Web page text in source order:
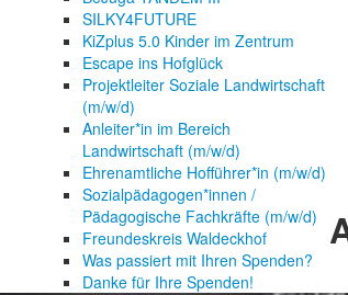
SILKY4FUTURE
KiZplus 5.0 Kinder im Zentrum
Escape ins Hofglück
Projektleiter Soziale Landwirtschaft
(m/w/d)
Anleiter*in im Bereich
Landwirtschaft (m/w/d)
Ehrenamtliche Hofführer*in (m/w/d)
Sozialpädagogen*innen /
Pädagogische Fachkräfte (m/w/d)
Freundeskreis Waldeckhof
Was passiert mit Ihren Spenden?
Danke für Ihre Spenden!